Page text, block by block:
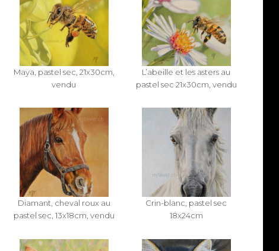
Maya, pastel sec, 21x30cm,
vendu
L’abeille et les asters au
pastel sec 21x30cm, vendu
Diamant, cheval roux au
pastel sec, 13x18cm, vendu
Crin-blanc, pastel sec
18x24cm